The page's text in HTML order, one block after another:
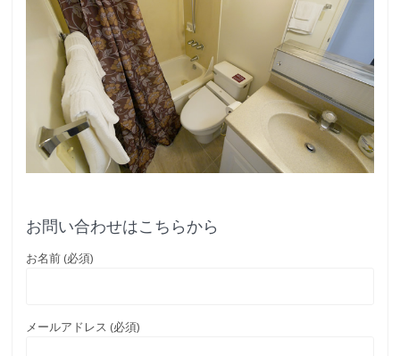
お問い合わせはこちらから
お名前 (必須)
メールアドレス (必須)